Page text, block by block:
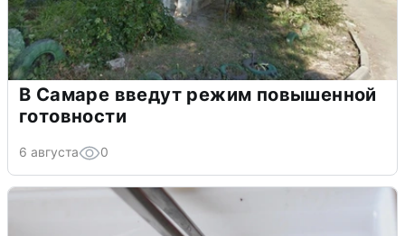
В Самаре введут режим повышенной
готовности
6 августа 0